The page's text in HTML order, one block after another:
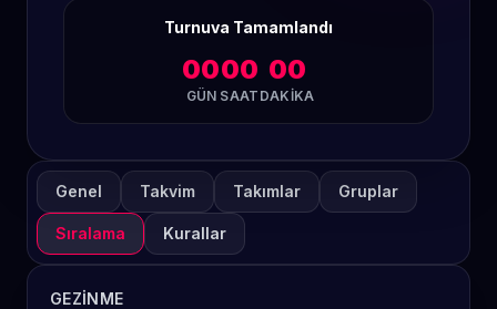
Turnuva Tamamlandı
00
GÜN
00
SAAT
00
DAKIKA
Genel Takvim Takımlar Gruplar
Sıralama Kurallar
GEZINME